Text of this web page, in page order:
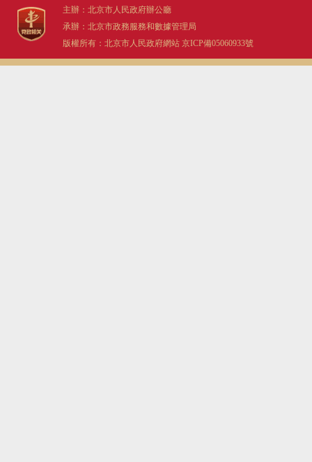
主辦：北京市人民政府辦公廳
承辦：北京市政務服務和數據管理局
版權所有：北京市人民政府網站 京ICP備05060933號